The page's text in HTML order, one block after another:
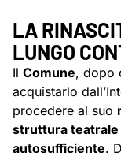
LA
LUNGO
Il Comune, dopo
acquistarlo
procedere al suo
struttura teatrale
autosufficiente.